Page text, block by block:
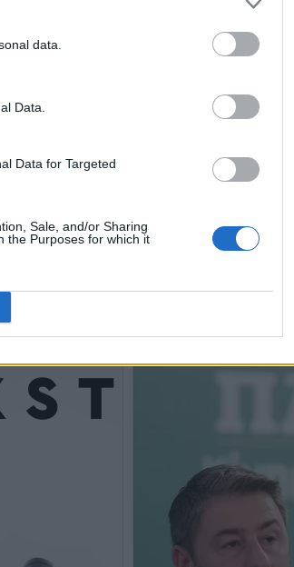
data.
Data.
Data for Targeted
Sale, and/or Sharing
the Purposes for which it